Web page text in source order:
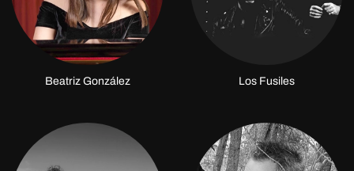
Beatriz González Los Fusiles